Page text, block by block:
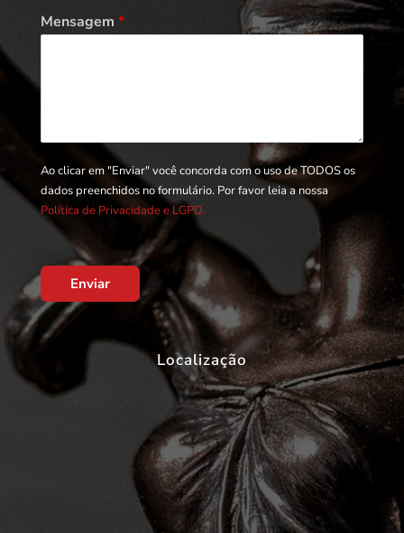
Mensagem *
Ao clicar em "Enviar" você concorda com o uso de TODOS os
dados preenchidos no formulário. Por favor leia a nossa
Política de Privacidade e LGPD.
Enviar
Localização